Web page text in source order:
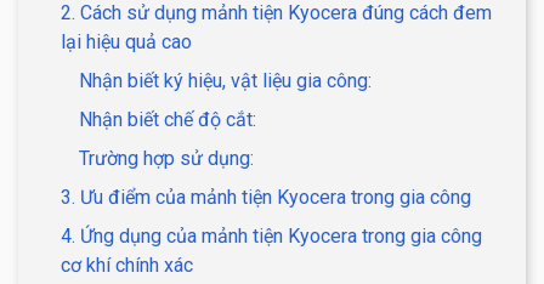
2. Cách sử dụng mảnh tiện Kyocera đúng cách đem
lại hiệu quả cao
Nhận biết ký hiệu, vật liệu gia công:
Nhận biết chế độ cắt:
Trường hợp sử dụng:
3. Ưu điểm của mảnh tiện Kyocera trong gia công
4. Ứng dụng của mảnh tiện Kyocera trong gia công
cơ khí chính xác